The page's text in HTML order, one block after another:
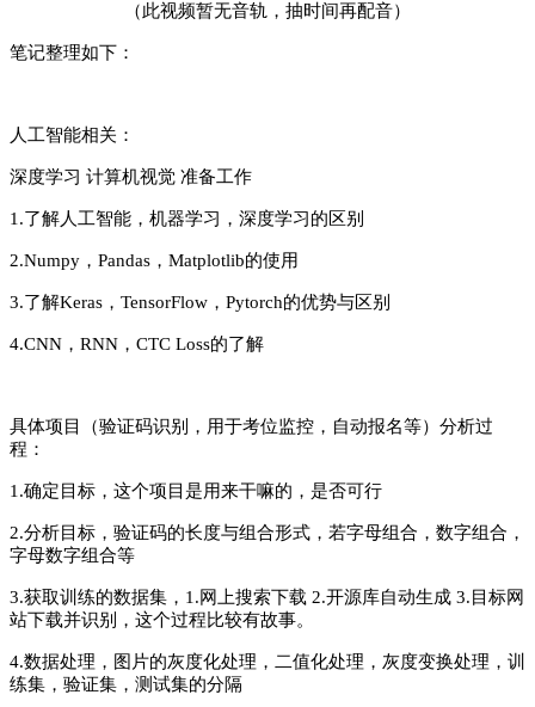
（此视频暂无音轨，抽时间再配音）
笔记整理如下：
人工智能相关：
深度学习 计算机视觉 准备工作
1.了解人工智能，机器学习，深度学习的区别
2.Numpy，Pandas，Matplotlib的使用
3.了解Keras，TensorFlow，Pytorch的优势与区别
4.CNN，RNN，CTC Loss的了解
具体项目（验证码识别，用于考位监控，自动报名等）分析过
程：
1.确定目标，这个项目是用来干嘛的，是否可行
2.分析目标，验证码的长度与组合形式，若字母组合，数字组合，
字母数字组合等
3.获取训练的数据集，1.网上搜索下载 2.开源库自动生成 3.目标网
站下载并识别，这个过程比较有故事。
4.数据处理，图片的灰度化处理，二值化处理，灰度变换处理，训
练集，验证集，测试集的分隔